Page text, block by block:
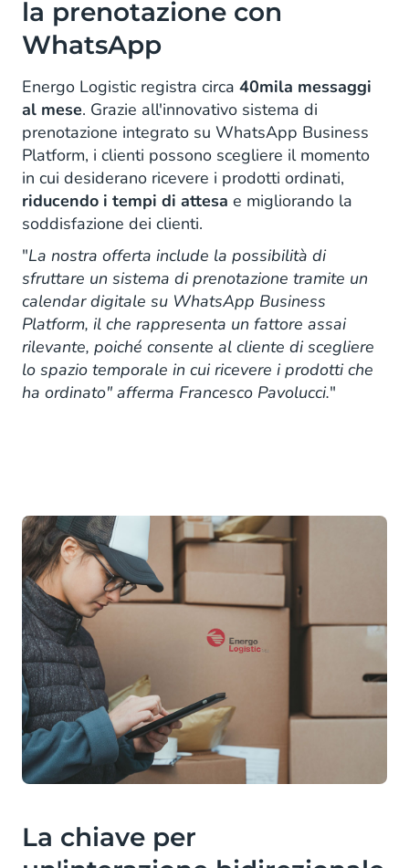
la prenotazione con
WhatsApp
Energo Logistic registra circa 40mila messaggi
al mese. Grazie all'innovativo sistema di
prenotazione integrato su WhatsApp Business
Platform, i clienti possono scegliere il momento
in cui desiderano ricevere i prodotti ordinati,
riducendo i tempi di attesa e migliorando la
soddisfazione dei clienti.
"La nostra offerta include la possibilità di
sfruttare un sistema di prenotazione tramite un
calendar digitale su WhatsApp Business
Platform, il che rappresenta un fattore assai
rilevante, poiché consente al cliente di scegliere
lo spazio temporale in cui ricevere i prodotti che
ha ordinato" afferma Francesco Pavolucci."
La chiave per